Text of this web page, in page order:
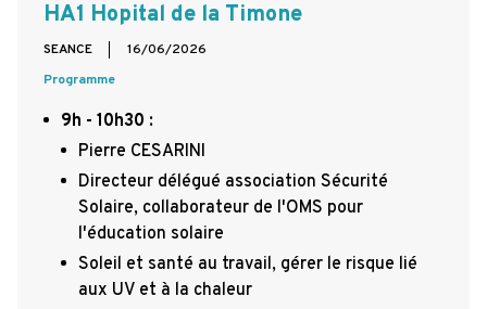
HA1 Hopital de la Timone
SEANCE
16/06/2026
Programme
9h - 10h30 :
Pierre CESARINI
Directeur délégué association Sécurité
Solaire, collaborateur de l'OMS pour
l'éducation solaire
Soleil et santé au travail, gérer le risque lié
aux UV et à la chaleur